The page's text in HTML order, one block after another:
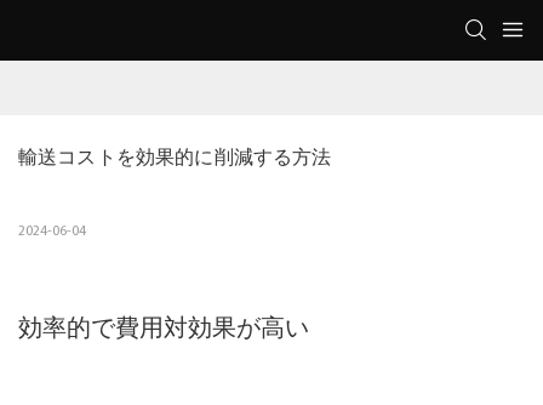
輸送コストを効果的に削減する方法
2024-06-04
効率的で費用対効果が高い